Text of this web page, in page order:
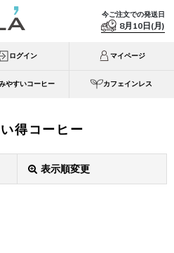
今ご注文での発送日
8月10日(月)
ログイン マイページ
やすいコーヒー カフェインレス
得コーヒー
表示順変更